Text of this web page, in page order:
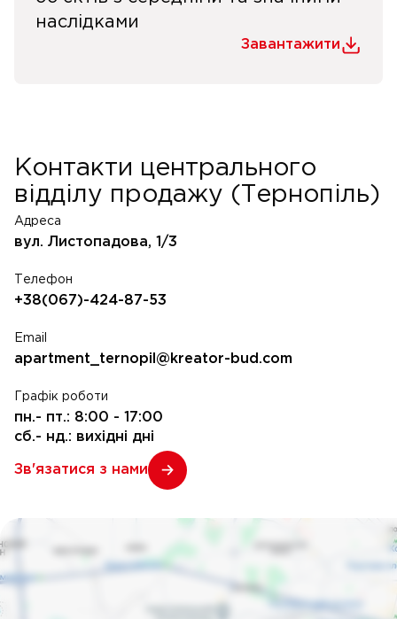
наслідками
Завантажити
Контакти центрального
відділу продажу (Тернопіль)
Адреса
вул. Листопадова, 1/3
Телефон
+38(067)-424-87-53
Email
apartment_ternopil@kreator-bud.com
Графік роботи
пн.- пт.: 8:00 - 17:00
сб.- нд.: вихідні дні
Зв'язатися з нами